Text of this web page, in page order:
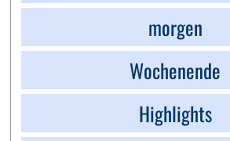
morgen
Wochenende
Highlights